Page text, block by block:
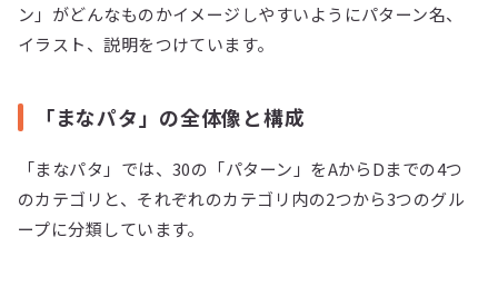
ン」がどんなものかイメージしやすいようにパターン名、
イラスト、説明をつけています。
「まなパタ」の全体像と構成
「まなパタ」では、30の「パターン」をAからDまでの4つ
のカテゴリと、それぞれのカテゴリ内の2つから3つのグル
ープに分類しています。